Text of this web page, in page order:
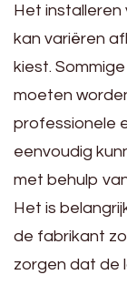
Het installeren
kan variëren
kiest.
moeten
professionele
eenvoudig
met behulp
Het is
de fabrikant
zorgen dat de